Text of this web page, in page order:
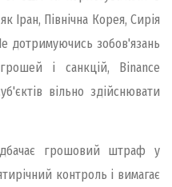
Іран, Північна Корея, Сирія
дотримуючись зобов'язань
і санкцій, Binance
вільно здійснювати
грошовий штраф у
контроль і вимагає